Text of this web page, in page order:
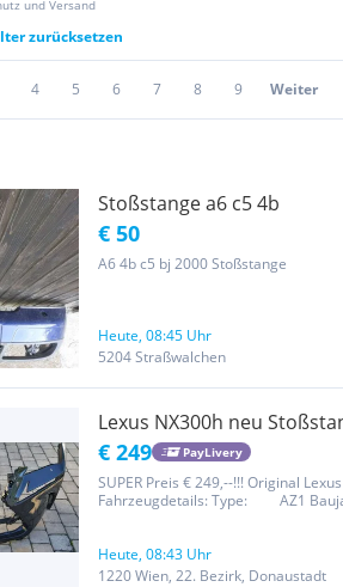
und Versand
zurücksetzen
4 5 6 7 8 9 Weiter
Stoßstange a6 c5 4b
€ 50
A6 4b c5 bj 2000 Stoßstange
Heute, 08:45 Uhr
5204 Straßwalchen
Lexus NX300h neu
€ 249 PayLivery
SUPER Preis € 249,--!!! Original
Fahrzeugdetails: Type: AZ1
RECHTLICHE...
Heute, 08:43 Uhr
1220 Wien, 22. Bezirk, Donaustadt